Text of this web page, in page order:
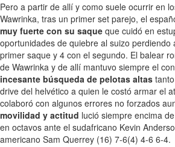
Pero a partir de allí y como suele ocurrir en
Wawrinka, tras un primer set parejo, el
muy fuerte con su saque que cuidó en
oportunidades de quiebre al suizo perdiendo
primer saque y 4 con el segundo. El balear
de Wawrinka y de allí mantuvo siempre el
incesante búsqueda de pelotas altas
drive del helvético a quien le costó armar el
colaboró con algunos errores no forzados
movilidad y actitud lució siempre encima
en octavos ante el sudafricano Kevin
americano Sam Querrey (16) 7-6(4) 4-6 6-4.